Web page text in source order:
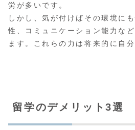
労が多いです。
しかし、気が付けばその環境に
性、コミュニケーション能力な
ます。これらの力は将来的に自
留学のデメリット3選